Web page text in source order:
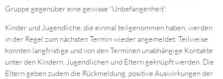
Gruppe gegenüber eine gewisse “Unbefangenheit”.
Kinder und Jugendliche, die einmal teilgenommen haben, werden
in der Regel zum nächsten Termin wieder angemeldet. Teilweise
konnten langfristige und von den Terminen unabhängige Kontakte
unter den Kindern, Jugendlichen und Eltern geknüpft werden. Die
Eltern geben zudem die Rückmeldung, positive Auswirkungen der